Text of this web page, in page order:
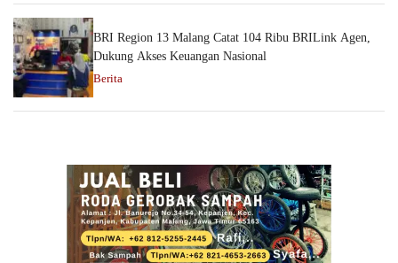
BRI Region 13 Malang Catat 104 Ribu BRILink Agen,
Dukung Akses Keuangan Nasional
Berita